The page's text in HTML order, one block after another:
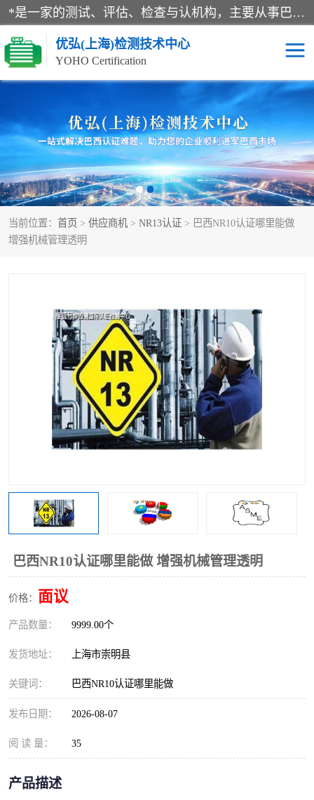
*是一家的测试、评估、检查与认机构，主要从事巴西NR10认证、NR12认证、NR13认证；ANATEL认证、INMTRO认证，欧盟CE认证：MD认证，PED认证，MID认证，ATEX认证，德国蓝色天使认证。
优弘(上海)检测技术中心
YOHO Certification
当前位置： 首页 > 供应商机 > NR13认证 > 巴西NR10认证哪里能做
增强机械管理透明
巴西NR10认证哪里能做 增强机械管理透明
价格： 面议
产品数量： 9999.00个
发货地址： 上海市崇明县
关键词： 巴西NR10认证哪里能做
发布日期： 2026-08-07
阅 读 量： 35
产品描述
RECYCLASS认证 NR10认证
NR12认证 NR13认证
ART认证 巴西NR认证
巴西认证 RETIE认证